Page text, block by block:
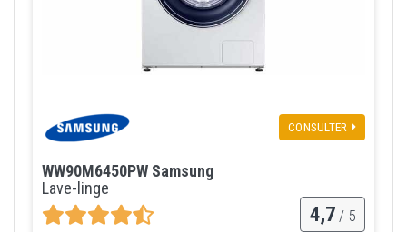
CONSULTER
WW90M6450PW Samsung
Lave-linge
4,7 / 5